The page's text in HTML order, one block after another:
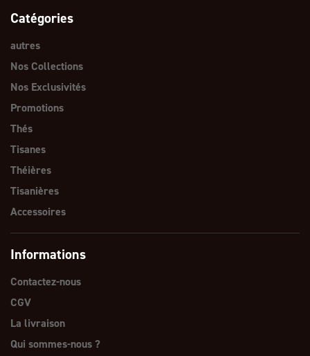
Catégories
autres
Nos Collections
Nos Exclusivités
Promotions
Thés
Tisanes
Théières
Tisanières
Accessoires
Informations
Contactez-nous
CGV
La livraison
Qui sommes-nous ?